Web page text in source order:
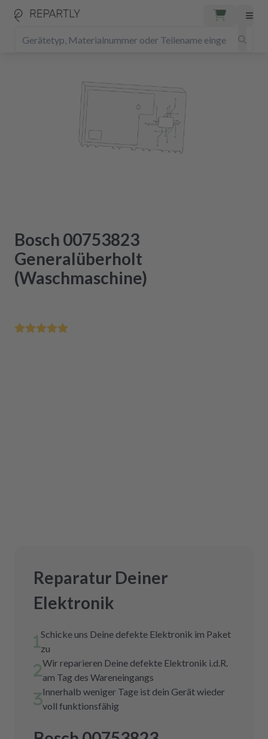
Bosch 00753823
Generalüberholt
(Waschmaschine)
Reparatur Deiner
Elektronik
Schicke uns Deine defekte Elektronik im Paket
zu
Wir reparieren Deine defekte Elektronik i.d.R.
am Tag des Wareneingangs
Innerhalb weniger Tage ist dein Gerät wieder
voll funktionsfähig